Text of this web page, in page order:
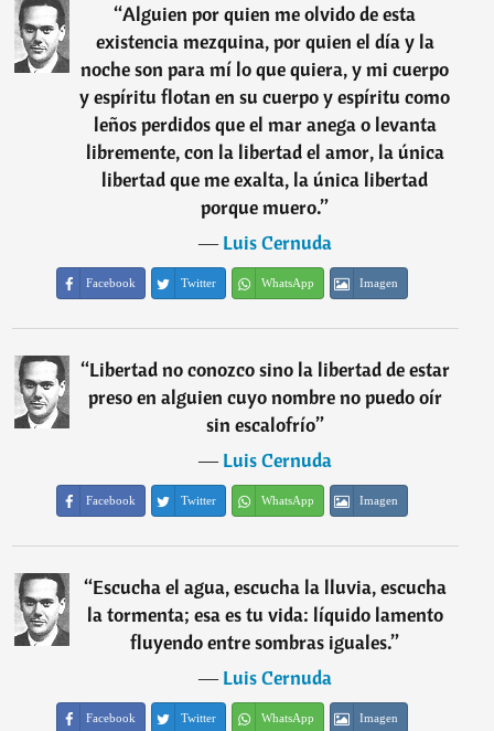
“Alguien por quien me olvido de esta
existencia mezquina, por quien el día y la
noche son para mí lo que quiera, y mi cuerpo
y espíritu flotan en su cuerpo y espíritu como
leños perdidos que el mar anega o levanta
libremente, con la libertad el amor, la única
libertad que me exalta, la única libertad
porque muero.”
―Luis Cernuda
Facebook Twitter WhatsApp Imagen
“Libertad no conozco sino la libertad de estar
preso en alguien cuyo nombre no puedo oír
sin escalofrío”
―Luis Cernuda
Facebook Twitter WhatsApp Imagen
“Escucha el agua, escucha la lluvia, escucha
la tormenta; esa es tu vida: líquido lamento
fluyendo entre sombras iguales.”
―Luis Cernuda
Facebook Twitter WhatsApp Imagen